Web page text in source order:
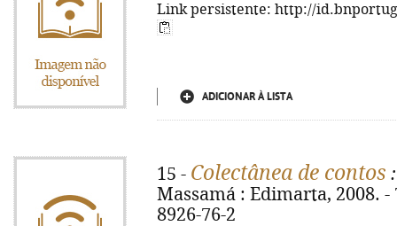
Link persistente: http://
ADICIONAR À LISTA
15 - Colectânea de contos
Massamá : Edimarta, 2008. -
8926-76-2